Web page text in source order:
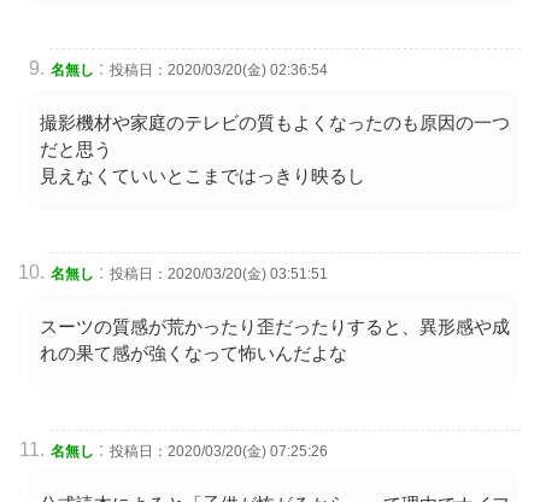
名無し : 投稿日：2020/03/20(金) 02:36:54
撮影機材や家庭のテレビの質もよくなったのも原因の一つ
だと思う
見えなくていいとこまではっきり映るし
名無し : 投稿日：2020/03/20(金) 03:51:51
スーツの質感が荒かったり歪だったりすると、異形感や成
れの果て感が強くなって怖いんだよな
名無し : 投稿日：2020/03/20(金) 07:25:26